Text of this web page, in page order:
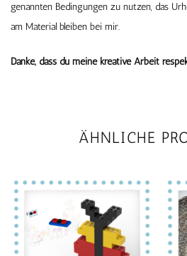
genannten Bedingungen zu nutzen, das
am Material bleiben bei mir.
Danke, dass du meine kreative Arbeit
ÄHNLICHE